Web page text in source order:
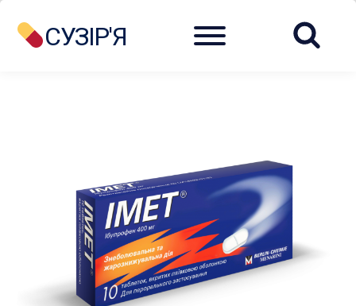
СУЗІР'Я Menu